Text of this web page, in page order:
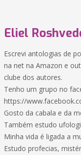
Eliel
Escrevi antologias de
na net na Amazon e
clube dos autores.
Tenho um grupo no
https://
Gosto da cabala e da
Também estudo
Minha vida é ligada a
Estudo profecias,